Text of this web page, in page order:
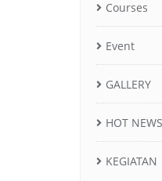
Courses
Event
GALLERY
HOT NEWS
KEGIATAN